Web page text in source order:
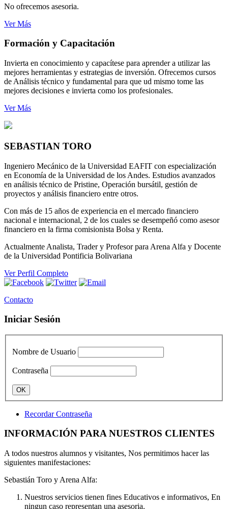
No ofrecemos asesoria.
Ver Más
Formación y Capacitación
Invierta en conocimiento y capacítese para aprender a utilizar las
mejores herramientas y estrategias de inversión. Ofrecemos cursos
de Análisis técnico y fundamental para que ud mismo tome las
mejores decisiones e invierta como los profesionales.
Ver Más
SEBASTIAN TORO
Ingeniero Mecánico de la Universidad EAFIT con especialización
en Economía de la Universidad de los Andes. Estudios avanzados
en análisis técnico de Pristine, Operación bursátil, gestión de
proyectos y análisis financiero entre otros.
Con más de 15 años de experiencia en el mercado financiero
nacional e internacional, 2 de los cuales se desempeñó como asesor
financiero en la firma comisionista Bolsa y Renta.
Actualmente Analista, Trader y Profesor para Arena Alfa y Docente
de la Universidad Pontificia Bolivariana
Ver Perfil Completo
Contacto
Iniciar Sesión
Nombre de Usuario
Contraseña
Recordar Contraseña
INFORMACIÓN PARA NUESTROS CLIENTES
A todos nuestros alumnos y visitantes, Nos permitimos hacer las
siguientes manifestaciones:
Sebastián Toro y Arena Alfa:
Nuestros servicios tienen fines Educativos e informativos, En
ningun caso representan una asesoria.